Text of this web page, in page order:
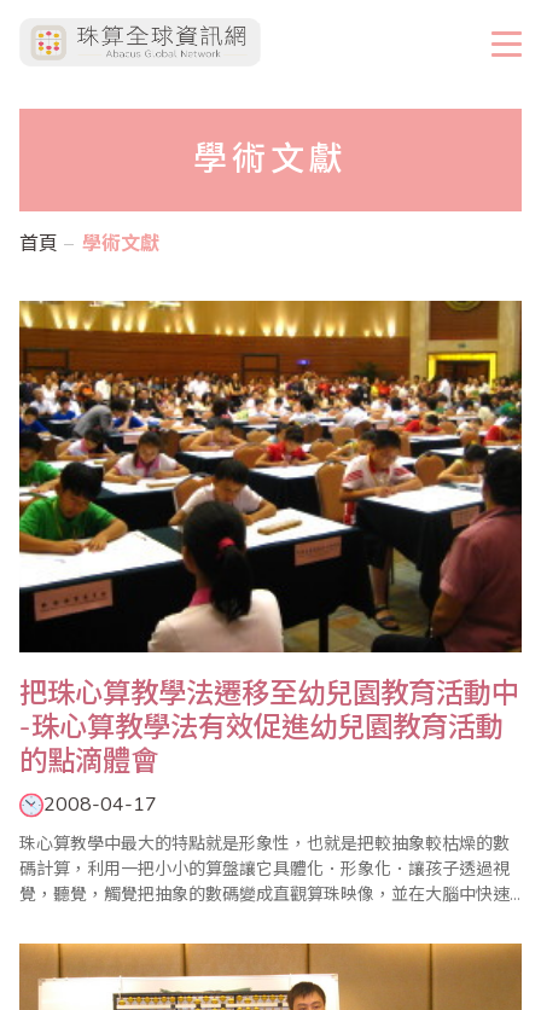
學術文獻
首頁 學術文獻
把珠心算教學法遷移至幼兒園教育活動中
-珠心算教學法有效促進幼兒園教育活動
的點滴體會
2008-04-17
珠心算教學中最大的特點就是形象性，也就是把較抽象較枯燥的數
碼計算，利用一把小小的算盤讓它具體化．形象化．讓孩子透過視
覺，聽覺，觸覺把抽象的數碼變成直觀算珠映像，並在大腦中快速
教學的諸多好處，並且開始運用這一教學方法到其他學科的幼兒教
學活動中。因為我想知識是相通的，一種好的教學方法把它借鏡到
幼兒園其他教學活動中也一定能收到好的效果。..